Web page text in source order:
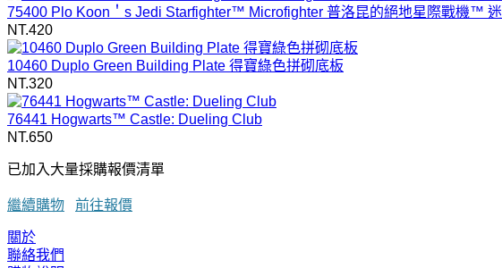
75400 Plo Koon＇s Jedi Starfighter™ Microfighter 普洛昆的絕地星際戰機™
NT.420
10460 Duplo Green Building Plate 得寶綠色拼砌底板
NT.320
76441 Hogwarts™ Castle: Dueling Club
NT.650
已加入大量採購報價清單
繼續購物 前往報價
關於
聯絡我們